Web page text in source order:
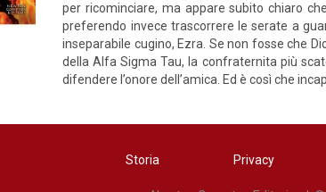
per ricominciare, ma appare subito chiaro
preferendo invece trascorrere le serate a
inseparabile cugino, Ezra. Se non fosse che
della Alfa Sigma Tau, la confraternita più
difendere l’onore dell’amica. Ed è così che
Storia Privacy